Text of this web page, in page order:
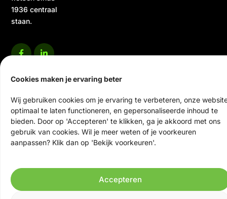
Cookies maken je ervaring beter
Wij gebruiken cookies om je ervaring te verbeteren, onze
optimaal te laten functioneren, en gepersonaliseerde inhoud te
bieden. Door op 'Accepteren' te klikken, ga je akkoord met ons
gebruik van cookies. Wil je meer weten of je voorkeuren
aanpassen? Klik dan op 'Bekijk voorkeuren'.
Accepteren
1936 centraal
staan.
© 2026 Ten Veen Tweewielers | Alle rechten voorbehouden
Website door Scrolla!